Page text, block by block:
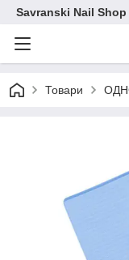
Savranski Nail Shop
Товари